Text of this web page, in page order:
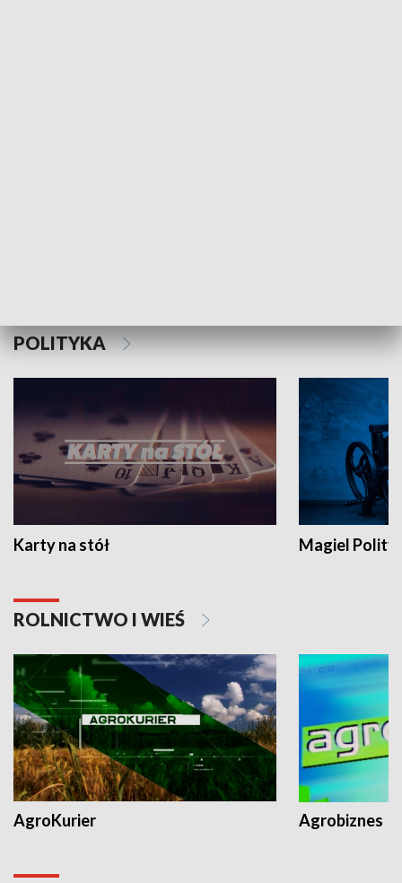
POLITYKA
Karty na stół Magiel
ROLNICTWO I WIEŚ
AgroKurier Agrobiznes